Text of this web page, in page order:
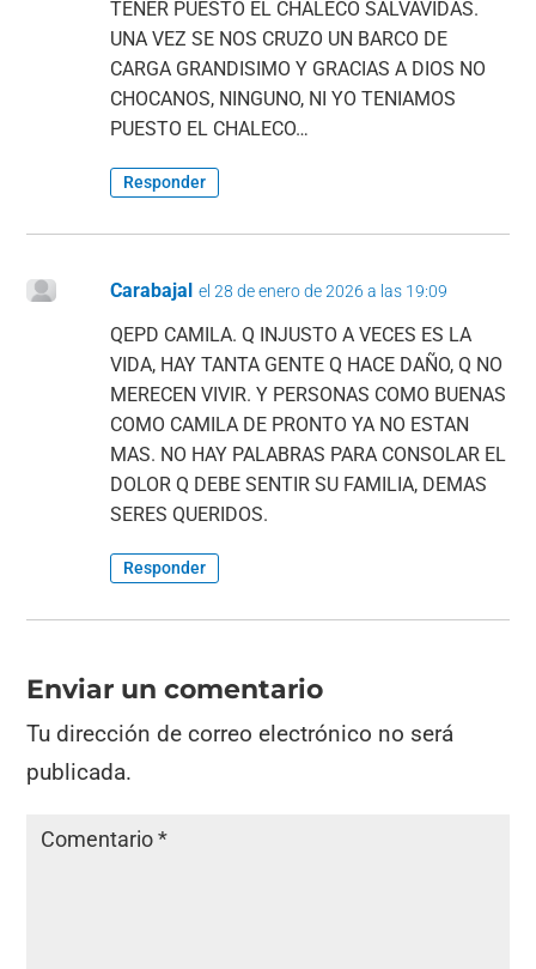
TENER PUESTO EL CHALECO SALVAVIDAS.
UNA VEZ SE NOS CRUZO UN BARCO DE
CARGA GRANDISIMO Y GRACIAS A DIOS NO
CHOCANOS, NINGUNO, NI YO TENIAMOS
PUESTO EL CHALECO…
Responder
Carabajal el 28 de enero de 2026 a las 19:09
QEPD CAMILA. Q INJUSTO A VECES ES LA
VIDA, HAY TANTA GENTE Q HACE DAÑO, Q NO
MERECEN VIVIR. Y PERSONAS COMO BUENAS
COMO CAMILA DE PRONTO YA NO ESTAN
MAS. NO HAY PALABRAS PARA CONSOLAR EL
DOLOR Q DEBE SENTIR SU FAMILIA, DEMAS
SERES QUERIDOS.
Responder
Enviar un comentario
Tu dirección de correo electrónico no será
publicada.